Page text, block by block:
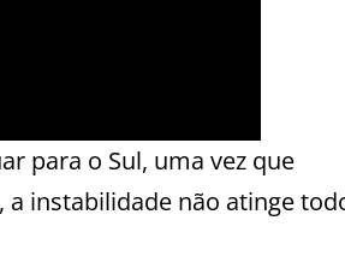
para o Sul, uma vez que
instabilidade não atinge